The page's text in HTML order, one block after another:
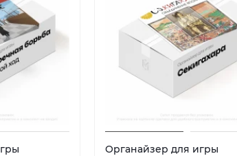
Органайзер для игры